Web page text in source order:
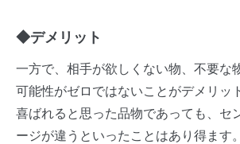
◆デメリット
一方で、相手が欲しくない物、不要な
可能性がゼロではないことがデメリッ
喜ばれると思った品物であっても、セ
ージが違うといったことはあり得ます